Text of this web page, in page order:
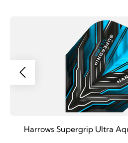
Harrows Supergrip Ultra